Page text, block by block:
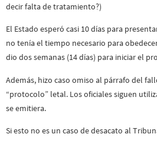
decir falta de tratamiento?)
El Estado esperó casi 10 días para
no tenía el tiempo necesario para
dio dos semanas (14 días) para iniciar el
Además, hizo caso omiso al párrafo del
“protocolo” letal. Los oficiales siguen
se emitiera.
Si esto no es un caso de desacato al